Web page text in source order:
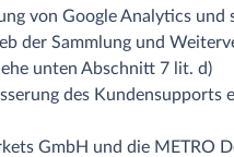
von Google Analytics
der Sammlung und
unten Abschnitt 7 lit. d)
des
GmbH und die METRO